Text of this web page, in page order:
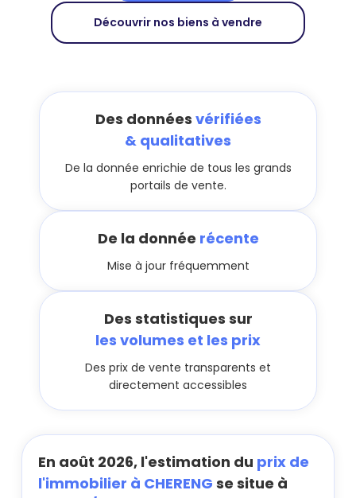
Découvrir nos biens à vendre
Des données vérifiées
& qualitatives
De la donnée enrichie de tous les grands
portails de vente.
De la donnée récente
Mise à jour fréquemment
Des statistiques sur
les volumes et les prix
Des prix de vente transparents et
directement accessibles
En août 2026, l'estimation du prix de
l'immobilier à CHERENG se situe à